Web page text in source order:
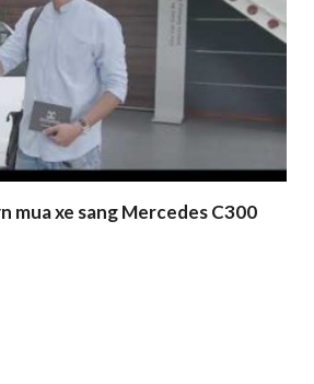
mua xe sang Mercedes C300